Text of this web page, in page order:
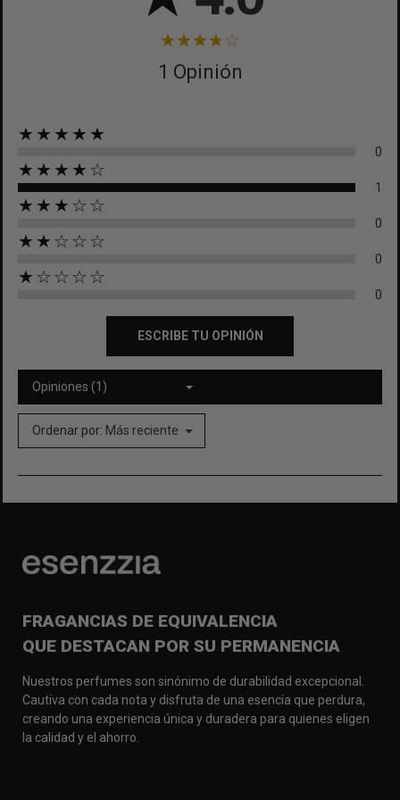
1 Opinión
★★★★★
0
★★★★☆
1
★★★☆☆
0
★★☆☆☆
0
★☆☆☆☆
0
ESCRIBE TU OPINIÓN
Opiniones (1)
Ordenar por: Más reciente
FRAGANCIAS DE EQUIVALENCIA
QUE DESTACAN POR SU PERMANENCIA
Nuestros perfumes son sinónimo de durabilidad excepcional.
Cautiva con cada nota y disfruta de una esencia que perdura,
creando una experiencia única y duradera para quienes eligen
la calidad y el ahorro.